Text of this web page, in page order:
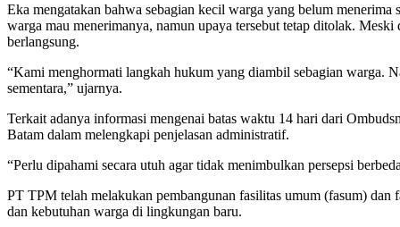
Eka mengatakan bahwa sebagian kecil warga yang belum
warga mau menerimanya, namun upaya tersebut tetap ditolak.
berlangsung.
“Kami menghormati langkah hukum yang diambil sebagian warga.
sementara,” ujarnya.
Terkait adanya informasi mengenai batas waktu 14 hari dari
Batam dalam melengkapi penjelasan administratif.
“Perlu dipahami secara utuh agar tidak menimbulkan persepsi
PT TPM telah melakukan pembangunan fasilitas umum (fasum)
dan kebutuhan warga di lingkungan baru.